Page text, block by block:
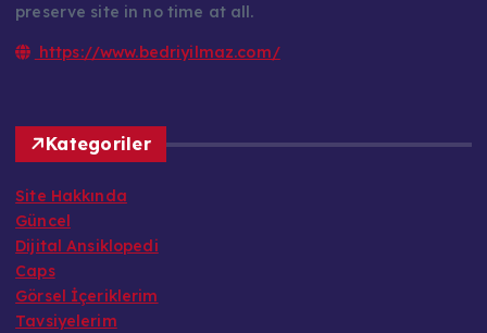
preserve site in no time at all.
https://www.bedriyilmaz.com/
Kategoriler
Site Hakkında
Güncel
Dijital Ansiklopedi
Caps
Görsel İçeriklerim
Tavsiyelerim